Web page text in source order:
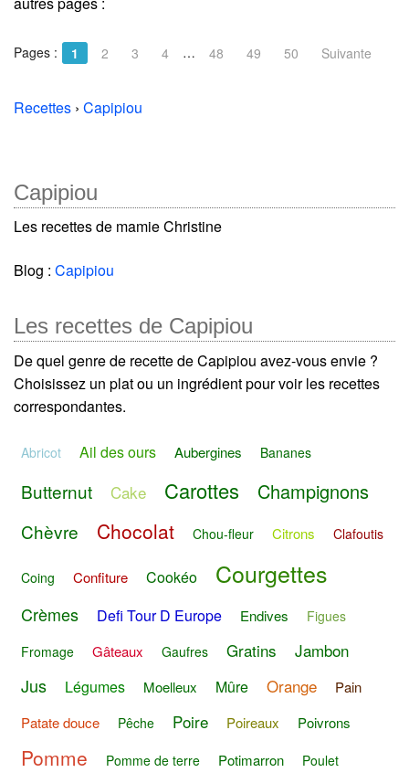
Pages : 1 2 3 4 … 48 49 50 Suivante
Recettes › Capipiou
Capipiou
Les recettes de mamie Christine
Blog : Capipiou
Les recettes de Capipiou
De quel genre de recette de Capipiou avez-vous envie ?
Choisissez un plat ou un ingrédient pour voir les recettes
correspondantes.
Abricot Ail des ours Aubergines Bananes
Butternut Cake Carottes Champignons
Chèvre Chocolat Chou-fleur Citrons Clafoutis
Coing Confiture Cookéo Courgettes
Crèmes Defi Tour D Europe Endives
Figues
Fromage
Gâteaux Gaufres Gratins Jambon
Jus Légumes Moelleux Mûre Orange
Pain
Patate douce
Pêche Poire Poireaux Poivrons
Pomme Pomme de terre Potimarron
Poulet